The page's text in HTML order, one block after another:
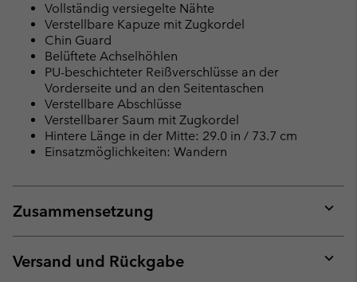
Vollständig versiegelte Nähte
Verstellbare Kapuze mit Zugkordel
Chin Guard
Belüftete Achselhöhlen
PU-beschichteter Reißverschlüsse an der
Vorderseite und an den Seitentaschen
Verstellbare Abschlüsse
Verstellbarer Saum mit Zugkordel
Hintere Länge in der Mitte: 29.0 in / 73.7 cm
Einsatzmöglichkeiten: Wandern
Zusammensetzung
or
Versand und Rückgabe